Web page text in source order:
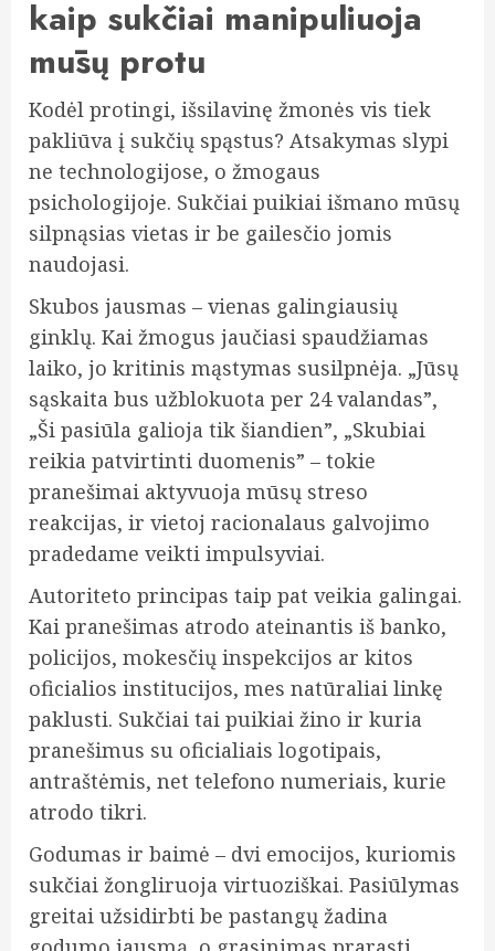
kaip sukčiai manipuliuoja
mūsų protu
Kodėl protingi, išsilavinę žmonės vis tiek
pakliūva į sukčių spąstus? Atsakymas slypi
ne technologijose, o žmogaus
psichologijoje. Sukčiai puikiai išmano mūsų
silpnąsias vietas ir be gailesčio jomis
naudojasi.
Skubos jausmas – vienas galingiausių
ginklų. Kai žmogus jaučiasi spaudžiamas
laiko, jo kritinis mąstymas susilpnėja. „Jūsų
sąskaita bus užblokuota per 24 valandas”,
„Ši pasiūla galioja tik šiandien”, „Skubiai
reikia patvirtinti duomenis” – tokie
pranešimai aktyvuoja mūsų streso
reakcijas, ir vietoj racionalaus galvojimo
pradedame veikti impulsyviai.
Autoriteto principas taip pat veikia galingai.
Kai pranešimas atrodo ateinantis iš banko,
policijos, mokesčių inspekcijos ar kitos
oficialios institucijos, mes natūraliai linkę
paklusti. Sukčiai tai puikiai žino ir kuria
pranešimus su oficialiais logotipais,
antraštėmis, net telefono numeriais, kurie
atrodo tikri.
Godumas ir baimė – dvi emocijos, kuriomis
sukčiai žongliruoja virtuoziškai. Pasiūlymas
greitai užsidirbti be pastangų žadina